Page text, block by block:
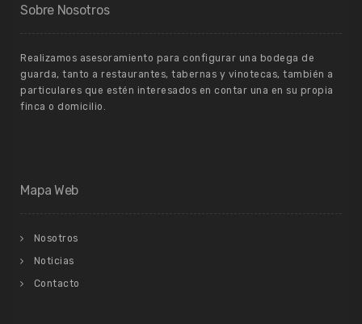
Sobre Nosotros
Realizamos asesoramiento para configurar una bodega de
guarda, tanto a restaurantes, tabernas y vinotecas, también a
particulares que estén interesados en contar una en su propia
finca o domicilio.
Mapa Web
Nosotros
Noticias
Contacto